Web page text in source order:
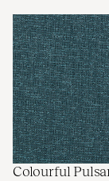
Colourful